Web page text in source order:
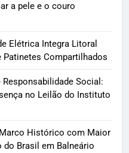
a pele e o couro
Elétrica Integra Litoral
Compartilhados
Social:
no Leilão do Instituto
Histórico com Maior
do Brasil em Balneário